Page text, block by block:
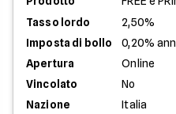
Tasso lordo
2,50%
Imposta di bollo
0,20%
Apertura
Online
Vincolato
No
Nazione
Italia